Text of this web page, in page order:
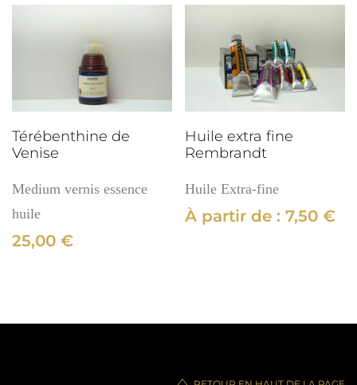
Térébenthine de
Venise
Medium vernis essence
huile
25,00 €
Huile extra fine
Rembrandt
Huile Extra-fine
À partir de :7,50€